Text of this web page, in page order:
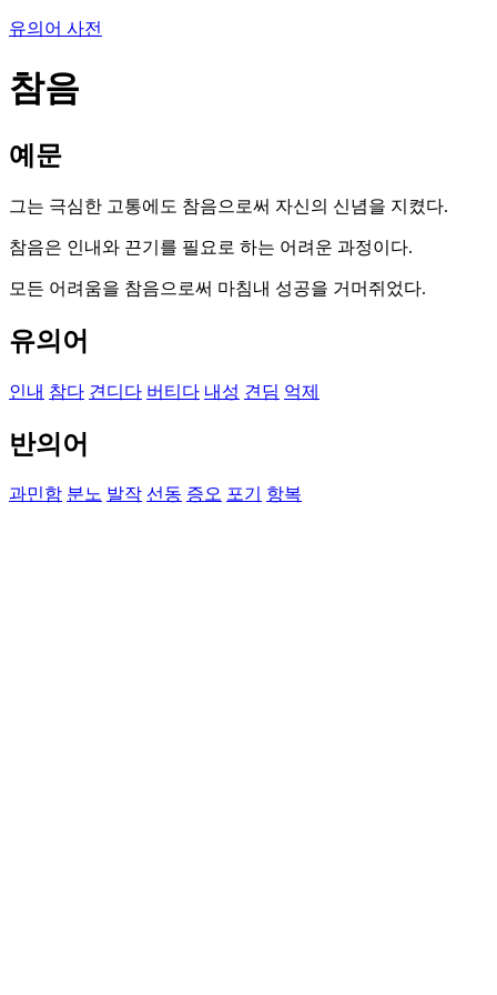
유의어 사전
참음
예문
그는 극심한 고통에도 참음으로써 자신의 신념을 지켰다.
참음은 인내와 끈기를 필요로 하는 어려운 과정이다.
모든 어려움을 참음으로써 마침내 성공을 거머쥐었다.
유의어
인내 참다 견디다 버티다 내성 견딤 억제
반의어
과민함 분노 발작 선동 증오 포기 항복